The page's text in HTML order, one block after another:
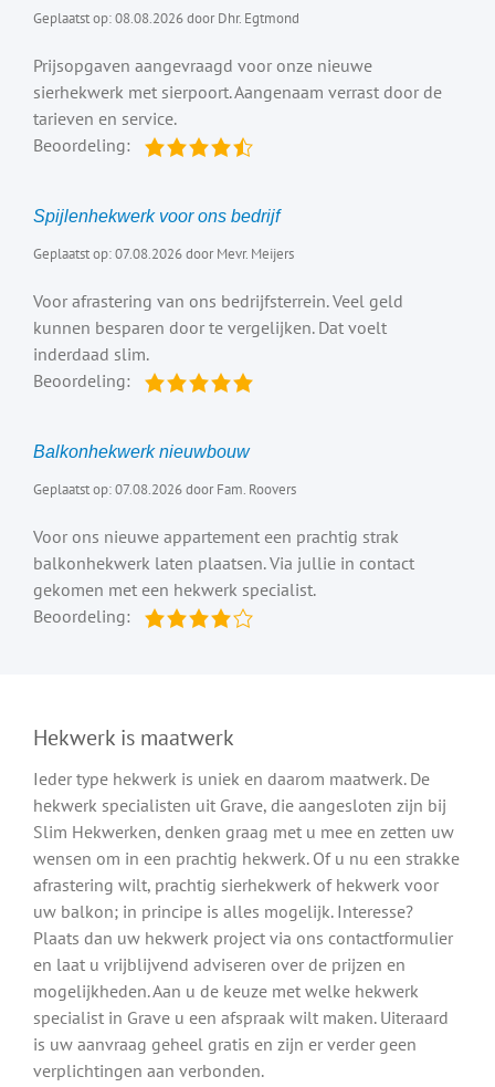
Geplaatst op: 08.08.2026 door Dhr. Egtmond
Prijsopgaven aangevraagd voor onze nieuwe
sierhekwerk met sierpoort. Aangenaam verrast door de
tarieven en service.
Beoordeling:
Spijlenhekwerk voor ons bedrijf
Geplaatst op: 07.08.2026 door Mevr. Meijers
Voor afrastering van ons bedrijfsterrein. Veel geld
kunnen besparen door te vergelijken. Dat voelt
inderdaad slim.
Beoordeling:
Balkonhekwerk nieuwbouw
Geplaatst op: 07.08.2026 door Fam. Roovers
Voor ons nieuwe appartement een prachtig strak
balkonhekwerk laten plaatsen. Via jullie in contact
gekomen met een hekwerk specialist.
Beoordeling:
Hekwerk is maatwerk
Ieder type hekwerk is uniek en daarom maatwerk. De
hekwerk specialisten uit Grave, die aangesloten zijn bij
Slim Hekwerken, denken graag met u mee en zetten uw
wensen om in een prachtig hekwerk. Of u nu een strakke
afrastering wilt, prachtig sierhekwerk of hekwerk voor
uw balkon; in principe is alles mogelijk. Interesse?
Plaats dan uw hekwerk project via ons contactformulier
en laat u vrijblijvend adviseren over de prijzen en
mogelijkheden. Aan u de keuze met welke hekwerk
specialist in Grave u een afspraak wilt maken. Uiteraard
is uw aanvraag geheel gratis en zijn er verder geen
verplichtingen aan verbonden.